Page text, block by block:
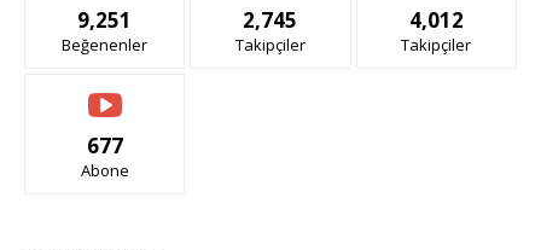
9,251
Beğenenler
2,745
Takipçiler
4,012
Takipçiler
677
Abone